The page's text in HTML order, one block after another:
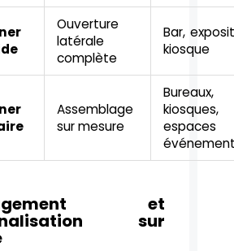
Ouverture
latérale
complète
Bar,
kiosque
Assemblage
sur mesure
Bureaux,
kiosques,
espaces
et
sur